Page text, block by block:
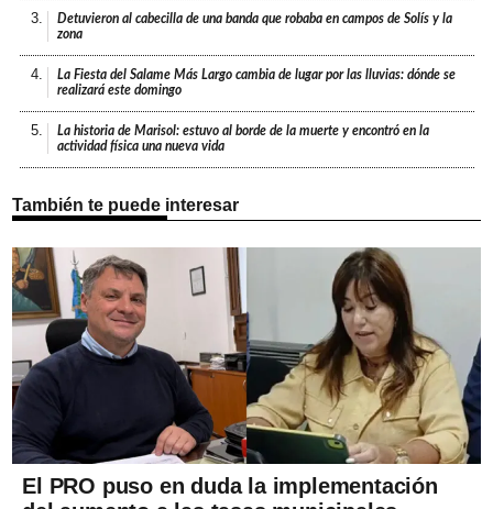
3.
Detuvieron al cabecilla de una banda que robaba en campos de Solís y la
zona
4.
La Fiesta del Salame Más Largo cambia de lugar por las lluvias: dónde se
realizará este domingo
5.
La historia de Marisol: estuvo al borde de la muerte y encontró en la
actividad física una nueva vida
También te puede interesar
El PRO puso en duda la implementación